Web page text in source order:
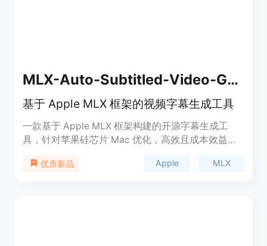
MLX-Auto-Subtitled-Video-Generator
基于 Apple MLX 框架的视频字幕生成工具
一款基于 Apple MLX 框架构建的开源字幕生成工
具，针对苹果硅芯片 Mac 优化，高效且成本效益
优质新品 Apple MLX